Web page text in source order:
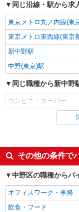
品
ライフ中野坂上店（店
キープ
パート
鮮魚
同じ沿線・駅から求
東京メトロ丸ノ内線(東
東京メトロ東西線(東京
新中野駅
中野(東京)駅
同じ職種から新中野
コンビニ・スーパー
同じ雇用形態から
同じ特徴から新中野
未経験歓迎
短時間勤務（1日4h以内
副業・WワークOK
その他の条件で
中野区の職種からバ
オフィスワーク・事務
飲食・フード